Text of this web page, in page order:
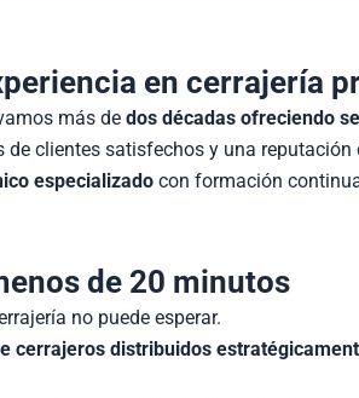
en cerrajería
más de dos décadas ofreciendo
clientes satisfechos y una reputación
especializado con formación
de 20 minutos
no puede esperar.
cerrajeros distribuidos